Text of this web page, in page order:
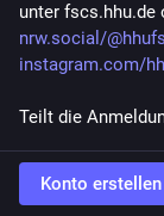
unter fscs.hhu.de
nrw.social/
instagram.com/
Teilt die
Diesen und alle
unserer Website,
Konto erstellen